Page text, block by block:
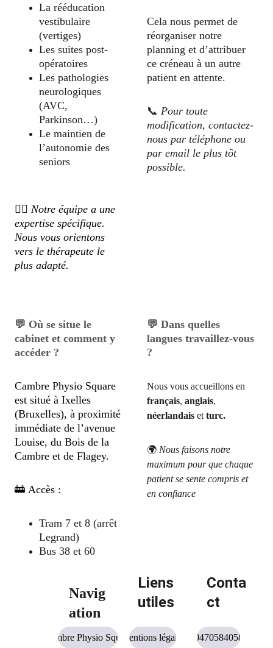
La rééducation
vestibulaire
(vertiges)
Les suites post-
opératoires
Les pathologies
neurologiques
(AVC,
Parkinson…)
Le maintien de
l’autonomie des
seniors
👩‍⚕️ Notre équipe a une
expertise spécifique.
Nous vous orientons
vers le thérapeute le
plus adapté.
💬 Dans quelles
langues travaillez-vous
?
Nous vous accueillons en
français, anglais,
néerlandais et turc.
🌍 Nous faisons notre
maximum pour que chaque
patient se sente compris et
en confiance
💬 Où se situe le
cabinet et comment y
accéder ?
Cambre Physio Square
est situé à Ixelles
(Bruxelles), à proximité
immédiate de l’avenue
Louise, du Bois de la
Cambre et de Flagey.
🚋 Accès :
Tram 7 et 8 (arrêt
Legrand)
Bus 38 et 60
Cela nous permet de
réorganiser notre
planning et d’attribuer
ce créneau à un autre
patient en attente.
📞 Pour toute
modification, contactez-
nous par téléphone ou
par email le plus tôt
possible.
Navig
ation
Cambre Physio Square
Liens
utiles
Conta
ct
Mentions légales 0470584058